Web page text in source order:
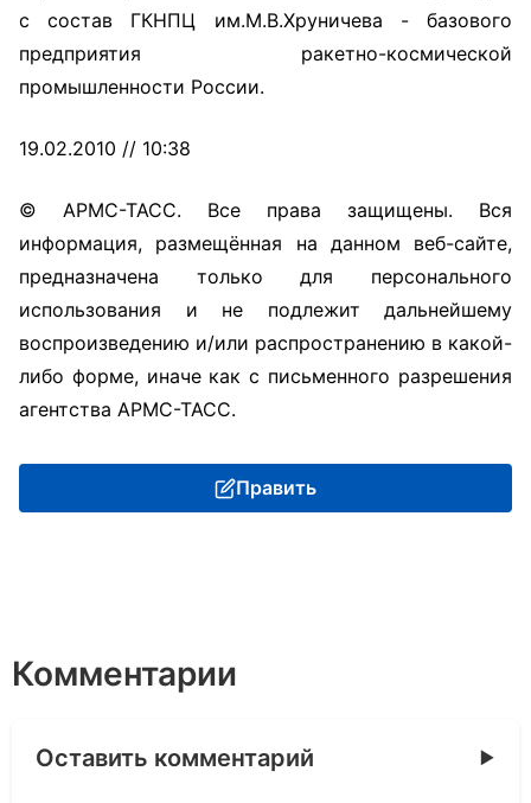
с состав ГКНПЦ им.М.В.Хруничева - базового
предприятия ракетно-космической
промышленности России.
19.02.2010 // 10:38
© АРМС-ТАСС. Все права защищены. Вся
информация, размещённая на данном веб-сайте,
предназначена только для персонального
использования и не подлежит дальнейшему
воспроизведению и/или распространению в какой-
либо форме, иначе как с письменного разрешения
агентства АРМС-ТАСС.
Править
Комментарии
Оставить комментарий